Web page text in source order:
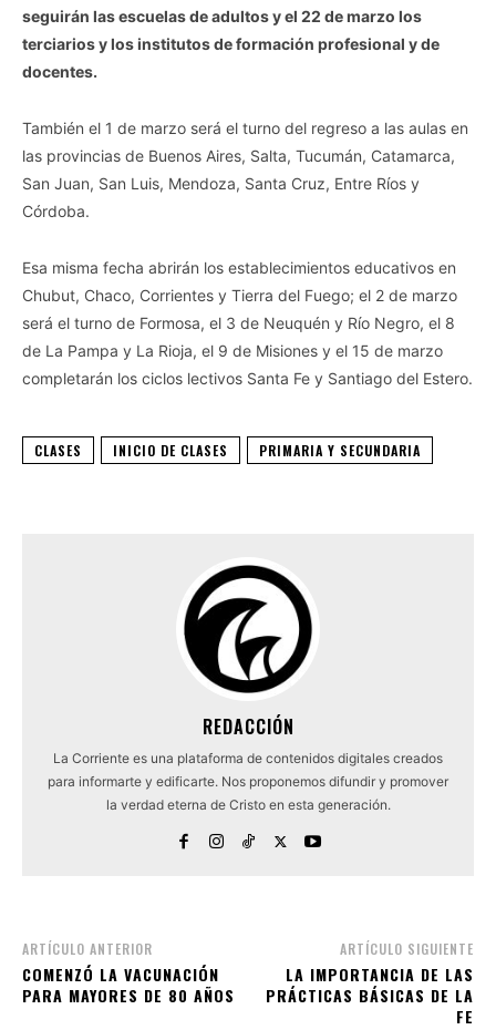
seguirán las escuelas de adultos y el 22 de marzo los
terciarios y los institutos de formación profesional y de
docentes.
También el 1 de marzo será el turno del regreso a las aulas en
las provincias de Buenos Aires, Salta, Tucumán, Catamarca,
San Juan, San Luis, Mendoza, Santa Cruz, Entre Ríos y
Córdoba.
Esa misma fecha abrirán los establecimientos educativos en
Chubut, Chaco, Corrientes y Tierra del Fuego; el 2 de marzo
será el turno de Formosa, el 3 de Neuquén y Río Negro, el 8
de La Pampa y La Rioja, el 9 de Misiones y el 15 de marzo
completarán los ciclos lectivos Santa Fe y Santiago del Estero.
CLASES INICIO DE CLASES PRIMARIA Y SECUNDARIA
REDACCIÓN
La Corriente es una plataforma de contenidos digitales creados
para informarte y edificarte. Nos proponemos difundir y promover
la verdad eterna de Cristo en esta generación.
ARTÍCULO ANTERIOR
COMENZÓ LA VACUNACIÓN
PARA MAYORES DE 80 AÑOS
ARTÍCULO SIGUIENTE
LA IMPORTANCIA DE LAS
PRÁCTICAS BÁSICAS DE LA
FE